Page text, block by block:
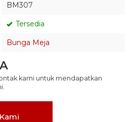
BM307
Tersedia
Bunga Meja
kami untuk mendapatkan